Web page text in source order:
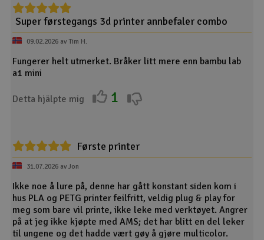
Super førstegangs 3d printer annbefaler combo
09.02.2026 av Tim H.
Fungerer helt utmerket. Bråker litt mere enn bambu lab
a1 mini
Detta hjälpte mig 1
Første printer
31.07.2026 av Jon
Ikke noe å lure på, denne har gått konstant siden kom i
hus PLA og PETG printer feilfritt, veldig plug & play for
meg som bare vil printe, ikke leke med verktøyet. Angrer
på at jeg ikke kjøpte med AMS; det har blitt en del leker
til ungene og det hadde vært gøy å gjøre multicolor.